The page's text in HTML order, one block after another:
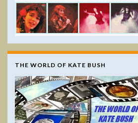
THE WORLD OF KATE BUSH